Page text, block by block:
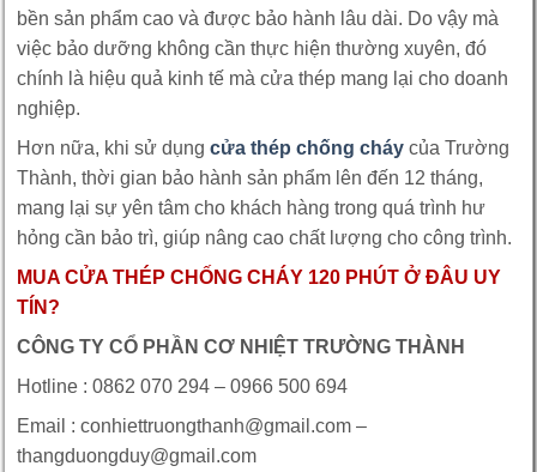
bền sản phẩm cao và được bảo hành lâu dài. Do vậy mà
việc bảo dưỡng không cần thực hiện thường xuyên, đó
chính là hiệu quả kinh tế mà cửa thép mang lại cho doanh
nghiệp.
Hơn nữa, khi sử dụng cửa thép chống cháy của Trường
Thành, thời gian bảo hành sản phẩm lên đến 12 tháng,
mang lại sự yên tâm cho khách hàng trong quá trình hư
hỏng cần bảo trì, giúp nâng cao chất lượng cho công trình.
MUA CỬA THÉP CHỐNG CHÁY 120 PHÚT Ở ĐÂU UY
TÍN?
CÔNG TY CỔ PHẦN CƠ NHIỆT TRƯỜNG THÀNH
Hotline : 0862 070 294 – 0966 500 694
Email : conhiettruongthanh@gmail.com –
thangduongduy@gmail.com